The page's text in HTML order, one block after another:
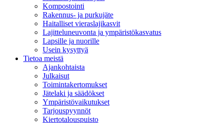
Kompostointi
Rakennus- ja purkujäte
Haitalliset vieraslajikasvit
Lajitteluneuvonta ja ympäristökasvatus
Lapsille ja nuorille
Usein kysyttyä
Tietoa meistä
Ajankohtaista
Julkaisut
Toimintakertomukset
Jätelaki ja säädökset
Ympäristövaikutukset
Tarjouspyynnöt
Kiertotalouspuisto